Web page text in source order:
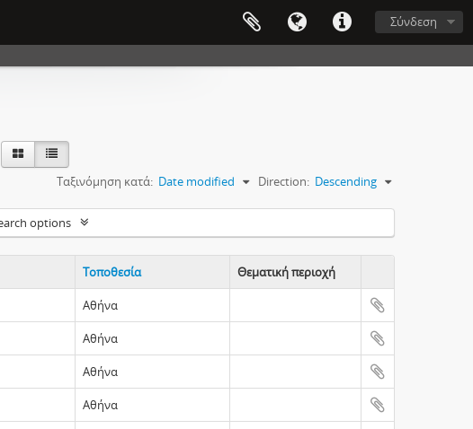
Σύνδεση
Ταξινόμηση κατά: Date modified Direction: Descending
options
Τοποθεσία
Θεματική περιοχή
Clipboard
Αθήνα
Αθήνα
Αθήνα
Αθήνα